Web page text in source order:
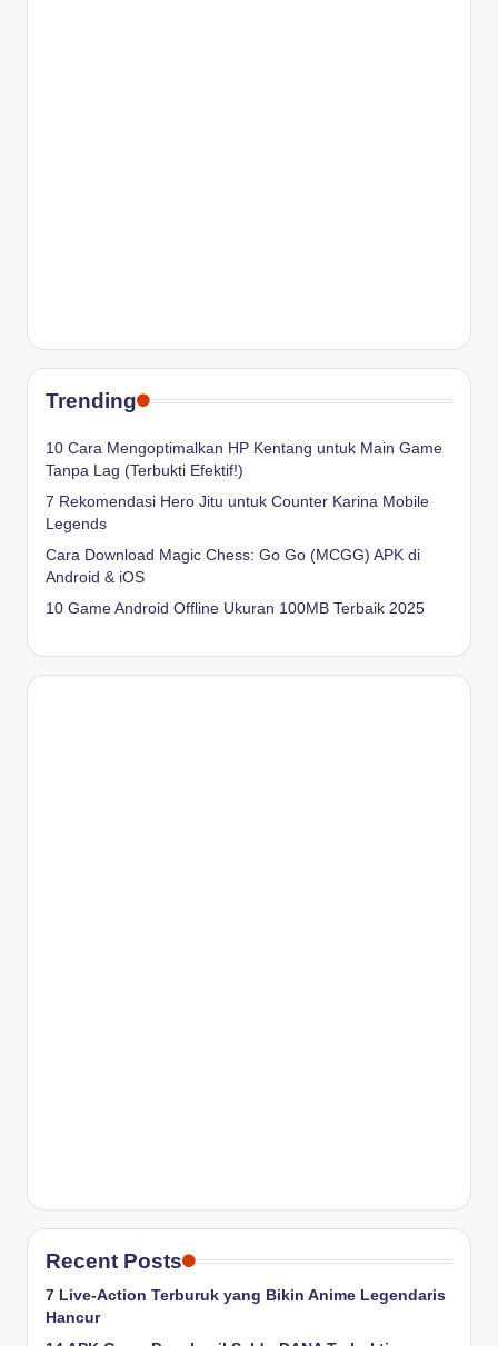
Trending
10 Cara Mengoptimalkan HP Kentang untuk Main Game
Tanpa Lag (Terbukti Efektif!)
7 Rekomendasi Hero Jitu untuk Counter Karina Mobile
Legends
Cara Download Magic Chess: Go Go (MCGG) APK di
Android & iOS
10 Game Android Offline Ukuran 100MB Terbaik 2025
Recent Posts
7 Live-Action Terburuk yang Bikin Anime Legendaris
Hancur